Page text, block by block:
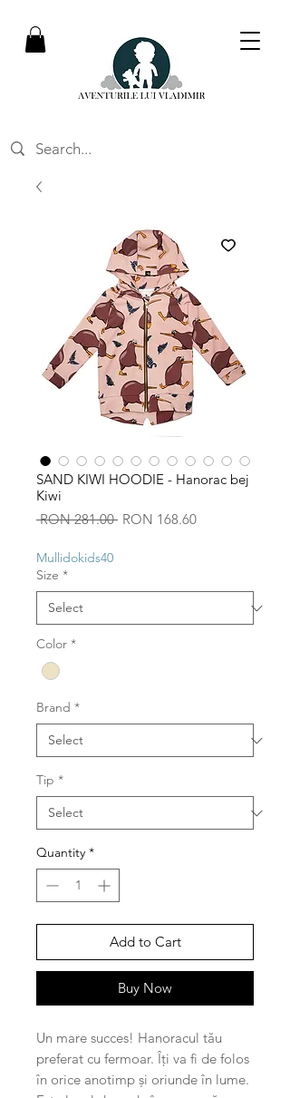
SAND KIWI HOODIE - Hanorac bej
Kiwi
RON 281.00 Regular
RON 168.60Sale
Mullidokids40
Size *
Color *
Brand *
Tip *
Quantity *
Add to Cart
Buy Now
Un mare succes! Hanoracul tău
preferat cu fermoar. Îți va fi de folos
în orice anotimp și oriunde în lume.